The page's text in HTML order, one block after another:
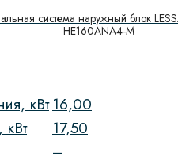
система наружный блок
HE160ANA4-M
кВт 16,00
17,50
–